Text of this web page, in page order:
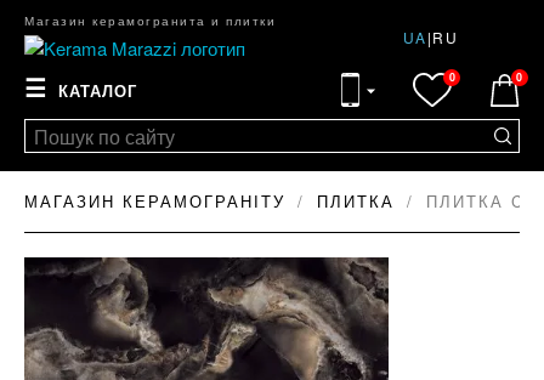
Магазин керамогранита и плитки
UA|RU
☰ КАТАЛОГ
0 0
МАГАЗИН КЕРАМОГРАНІТУ ПЛИТКА ПЛИТКА